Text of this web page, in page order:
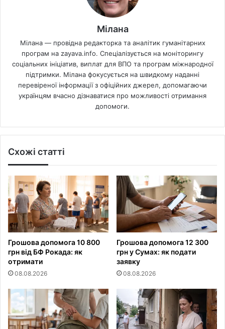
Мілана
Мілана — провідна редакторка та аналітик гуманітарних
програм на zayava.info. Спеціалізується на моніторингу
соціальних ініціатив, виплат для ВПО та програм міжнародної
підтримки. Мілана фокусується на швидкому наданні
перевіреної інформації з офіційних джерел, допомагаючи
українцям вчасно дізнаватися про можливості отримання
допомоги.
Схожі статті
Грошова допомога 10 800
грн від БФ Рокада: як
отримати
08.08.2026
Грошова допомога 12 300
грн у Сумах: як подати
заявку
08.08.2026